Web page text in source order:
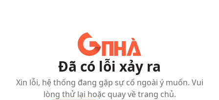
Đã có lỗi xảy ra
Xin lỗi, hệ thống đang gặp sự cố ngoài ý muốn. Vui
lòng thử lại hoặc quay về trang chủ.